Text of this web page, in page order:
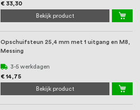
€ 33,30
Bekijk product
Opschuifsteun 25,4 mm met 1 uitgang en M8,
Messing
3-5 werkdagen
€ 14,75
Bekijk product